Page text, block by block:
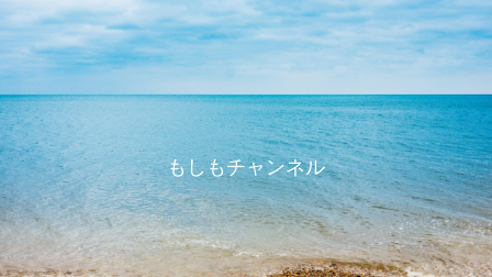
もしもチャンネル